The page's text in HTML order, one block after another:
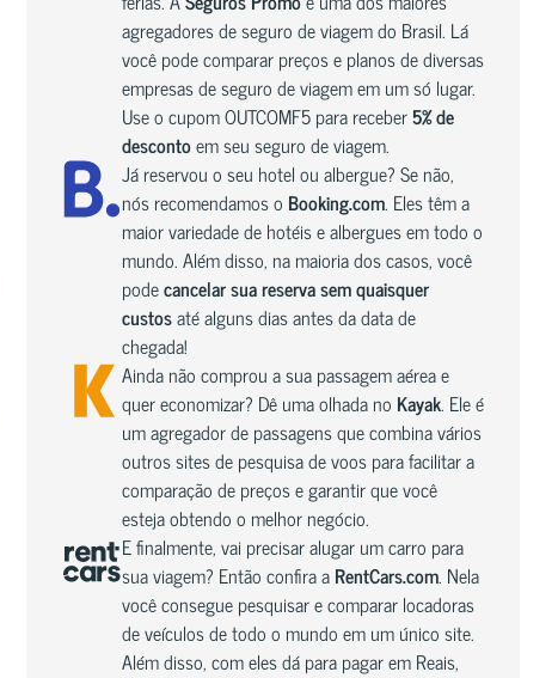
agregadores de seguro de viagem do Brasil. Lá
você pode comparar preços e planos de diversas
empresas de seguro de viagem em um só lugar.
Use o cupom OUTCOMF5 para receber5% de
descontoem seu seguro de viagem.
Já reservou o seu hotel ou albergue? Se não,
nós recomendamos o Booking.com. Eles têm a
maior variedade de hotéis e albergues em todo o
mundo. Além disso, na maioria dos casos, você
podecancelar sua reserva sem quaisquer
custosaté alguns dias antes da data de
chegada!
Ainda não comprou a sua passagem aérea e
quer economizar? Dê uma olhada no Kayak. Ele é
um agregador de passagens que combina vários
outros sites de pesquisa de voos para facilitar a
comparação de preços e garantir que você
esteja obtendo o melhor negócio.
E finalmente, vai precisar alugar um carro para
sua viagem? Então confira aRentCars.com. Nela
você consegue pesquisar e comparar locadoras
de veículos de todo o mundo em um único site.
Além disso, com eles dá para pagar em Reais,